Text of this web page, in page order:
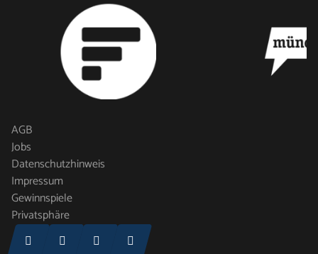
AGB
Jobs
Datenschutzhinweis
Impressum
Gewinnspiele
Privatsphäre